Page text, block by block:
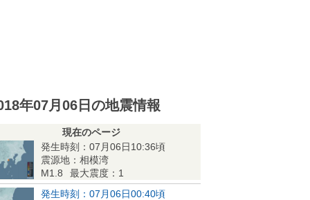
年07月06日の地震情報
現在のページ
発生時刻：07月06日10:36頃
震源地：相模湾
M1.8
最大震度：1
発生時刻：07月06日00:40頃